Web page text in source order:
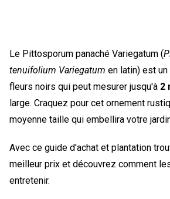
Le Pittosporum panaché Variegatum (
tenuifolium Variegatum en latin) est
fleurs noirs qui peut mesurer jusqu'à 2
large. Craquez pour cet ornement
moyenne taille qui embellira votre
Avec ce guide d'achat et plantation
meilleur prix et découvrez comment
entretenir.